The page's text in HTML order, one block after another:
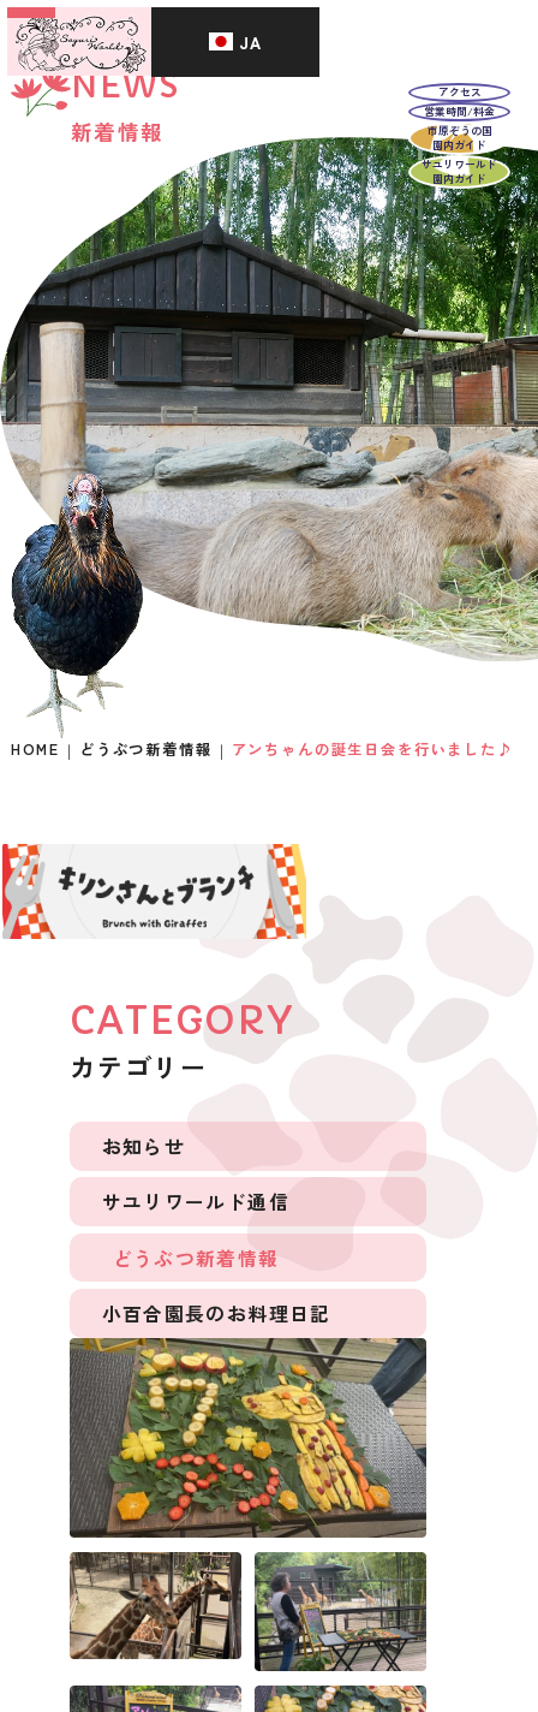
JA
アクセス
営業時間/料金
市原ぞうの国
園内ガイド
サユリワールド
園内ガイド
NEWS
新着情報
HOME どうぶつ新着情報 アンちゃんの誕生日会を行いました♪
CATEGORY
カテゴリー
お知らせ
サユリワールド通信
どうぶつ新着情報
小百合園長のお料理日記